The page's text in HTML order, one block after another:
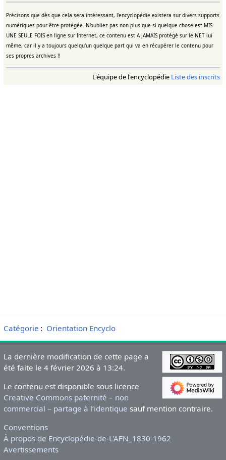
Précisons que dès que cela sera intéressant, l'encyclopédie existera sur divers supports
numériques pour être protégée. N'oubliez-pas non plus que si quelque chose est MIS
UNE SEULE FOIS en ligne sur Internet, ce contenu est A JAMAIS protégé sur le NET lui
même, car il y a toujours quelqu'un quelque part qui va en récupérer le contenu pour
ses propres archives !!
L'équipe de l'encyclopédie Liste des inscrits
Catégorie : Orientation Encyclo
La dernière modification de cette page a
été faite le 4 février 2026 à 13:24.
Le contenu est disponible sous licence
Creative Commons paternité – non
commercial – partage à l’identique sauf mention contraire.
Conventions
À propos de Encyclopédie-de-L'AFN_1830-1962
Avertissements